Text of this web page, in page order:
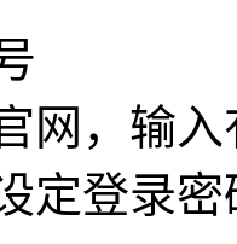
网，输
定登录